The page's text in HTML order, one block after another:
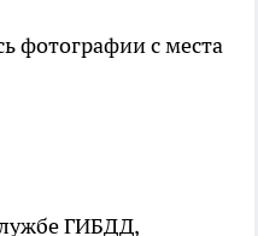
фотографии с места
ГИБДД,